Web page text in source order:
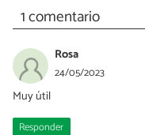
1 comentario
Rosa
24/05/2023
Muy útil
Responder